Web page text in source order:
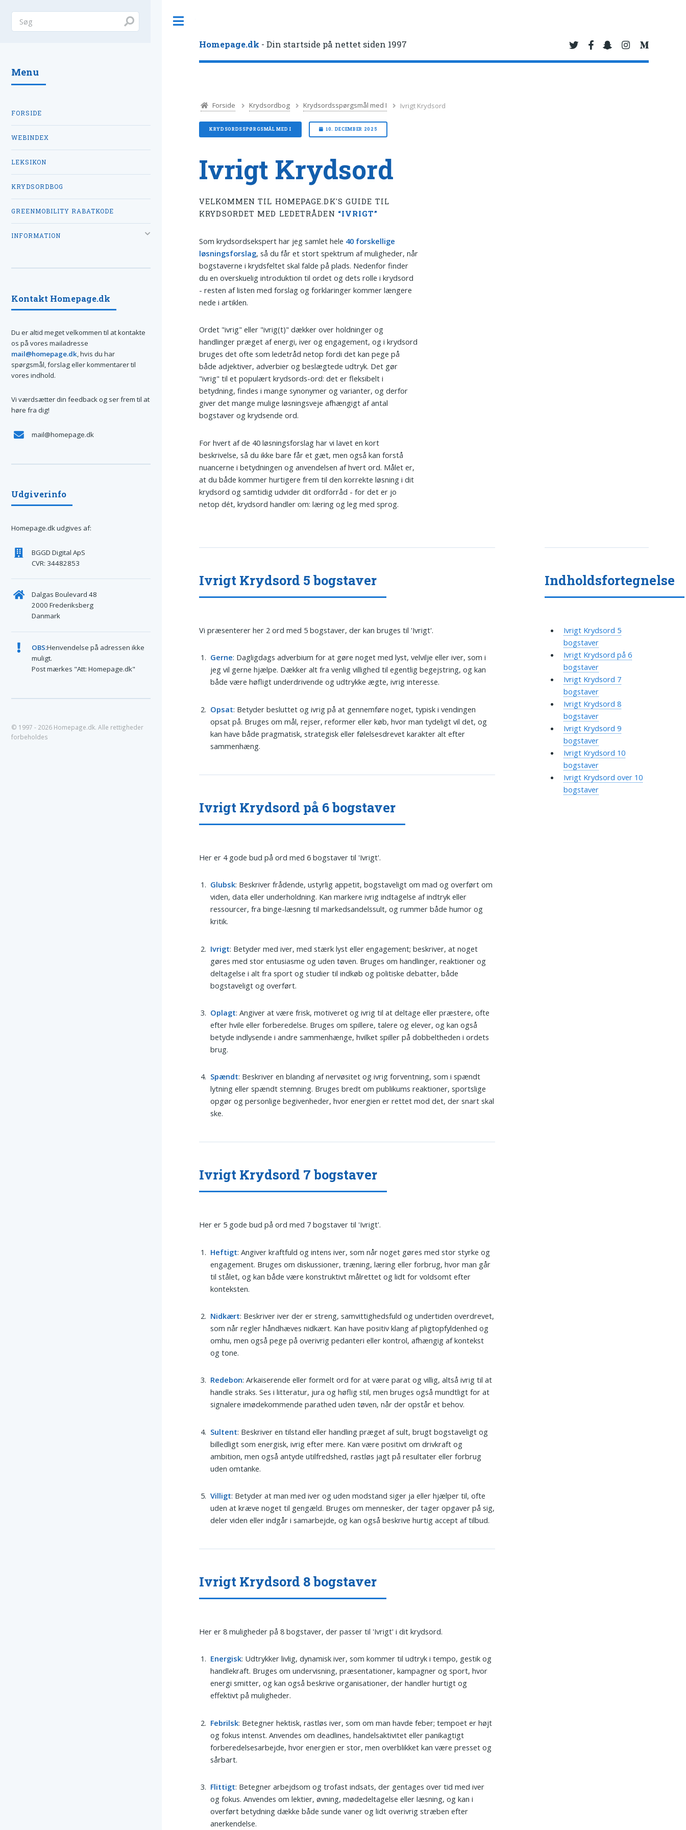
Homepage.dk - Din startside på nettet siden 1997
Forside Krydsordbog Krydsordsspørgsmål med I Ivrigt Krydsord
KRYDSORDSSPØRGSMÅL MED I 10. DECEMBER 2025
Ivrigt Krydsord
VELKOMMEN TIL HOMEPAGE.DK'S GUIDE TIL
KRYDSORDET MED LEDETRÅDEN “IVRIGT”
Som krydsordsekspert har jeg samlet hele 40 forskellige
løsningsforslag, så du får et stort spektrum af muligheder, når
bogstaverne i krydsfeltet skal falde på plads. Nedenfor finder
du en overskuelig introduktion til ordet og dets rolle i krydsord
- resten af listen med forslag og forklaringer kommer længere
nede i artiklen.
Ordet "ivrig" eller "ivrig(t)" dækker over holdninger og
handlinger præget af energi, iver og engagement, og i krydsord
bruges det ofte som ledetråd netop fordi det kan pege på
både adjektiver, adverbier og beslægtede udtryk. Det gør
"ivrig" til et populært krydsords-ord: det er fleksibelt i
betydning, findes i mange synonymer og varianter, og derfor
giver det mange mulige løsningsveje afhængigt af antal
bogstaver og krydsende ord.
For hvert af de 40 løsningsforslag har vi lavet en kort
beskrivelse, så du ikke bare får et gæt, men også kan forstå
nuancerne i betydningen og anvendelsen af hvert ord. Målet er,
at du både kommer hurtigere frem til den korrekte løsning i dit
krydsord og samtidig udvider dit ordforråd - for det er jo
netop dét, krydsord handler om: læring og leg med sprog.
Ivrigt Krydsord 5 bogstaver
Vi præsenterer her 2 ord med 5 bogstaver, der kan bruges til 'Ivrigt'.
Gerne: Dagligdags adverbium for at gøre noget med lyst, velvilje eller iver, som i
jeg vil gerne hjælpe. Dækker alt fra venlig villighed til egentlig begejstring, og kan
både være høfligt underdrivende og udtrykke ægte, ivrig interesse.
Opsat: Betyder besluttet og ivrig på at gennemføre noget, typisk i vendingen
opsat på. Bruges om mål, rejser, reformer eller køb, hvor man tydeligt vil det, og
kan have både pragmatisk, strategisk eller følelsesdrevet karakter alt efter
sammenhæng.
Ivrigt Krydsord på 6 bogstaver
Her er 4 gode bud på ord med 6 bogstaver til 'Ivrigt'.
Glubsk: Beskriver frådende, ustyrlig appetit, bogstaveligt om mad og overført om
viden, data eller underholdning. Kan markere ivrig indtagelse af indtryk eller
ressourcer, fra binge-læsning til markedsandelssult, og rummer både humor og
kritik.
Ivrigt: Betyder med iver, med stærk lyst eller engagement; beskriver, at noget
gøres med stor entusiasme og uden tøven. Bruges om handlinger, reaktioner og
deltagelse i alt fra sport og studier til indkøb og politiske debatter, både
bogstaveligt og overført.
Oplagt: Angiver at være frisk, motiveret og ivrig til at deltage eller præstere, ofte
efter hvile eller forberedelse. Bruges om spillere, talere og elever, og kan også
betyde indlysende i andre sammenhænge, hvilket spiller på dobbeltheden i ordets
brug.
Spændt: Beskriver en blanding af nervøsitet og ivrig forventning, som i spændt
lytning eller spændt stemning. Bruges bredt om publikums reaktioner, sportslige
opgør og personlige begivenheder, hvor energien er rettet mod det, der snart skal
ske.
Ivrigt Krydsord 7 bogstaver
Her er 5 gode bud på ord med 7 bogstaver til 'Ivrigt'.
Heftigt: Angiver kraftfuld og intens iver, som når noget gøres med stor styrke og
engagement. Bruges om diskussioner, træning, læring eller forbrug, hvor man går
til stålet, og kan både være konstruktivt målrettet og lidt for voldsomt efter
konteksten.
Nidkært: Beskriver iver der er streng, samvittighedsfuld og undertiden overdrevet,
som når regler håndhæves nidkært. Kan have positiv klang af pligtopfyldenhed og
omhu, men også pege på overivrig pedanteri eller kontrol, afhængig af kontekst
og tone.
Redebon: Arkaiserende eller formelt ord for at være parat og villig, altså ivrig til at
handle straks. Ses i litteratur, jura og høflig stil, men bruges også mundtligt for at
signalere imødekommende parathed uden tøven, når der opstår et behov.
Sultent: Beskriver en tilstand eller handling præget af sult, brugt bogstaveligt og
billedligt som energisk, ivrig efter mere. Kan være positivt om drivkraft og
ambition, men også antyde utilfredshed, rastløs jagt på resultater eller forbrug
uden omtanke.
Villigt: Betyder at man med iver og uden modstand siger ja eller hjælper til, ofte
uden at kræve noget til gengæld. Bruges om mennesker, der tager opgaver på sig,
deler viden eller indgår i samarbejde, og kan også beskrive hurtig accept af tilbud.
Ivrigt Krydsord 8 bogstaver
Her er 8 muligheder på 8 bogstaver, der passer til 'Ivrigt' i dit krydsord.
Energisk: Udtrykker livlig, dynamisk iver, som kommer til udtryk i tempo, gestik og
handlekraft. Bruges om undervisning, præsentationer, kampagner og sport, hvor
energi smitter, og kan også beskrive organisationer, der handler hurtigt og
effektivt på muligheder.
Febrilsk: Betegner hektisk, rastløs iver, som om man havde feber; tempoet er højt
og fokus intenst. Anvendes om deadlines, handelsaktivitet eller panikagtigt
forberedelsesarbejde, hvor energien er stor, men overblikket kan være presset og
sårbart.
Flittigt: Betegner arbejdsom og trofast indsats, der gentages over tid med iver
og fokus. Anvendes om lektier, øvning, mødedeltagelse eller læsning, og kan i
overført betydning dække både sunde vaner og lidt overivrig stræben efter
anerkendelse.
Indholdsfortegnelse
Ivrigt Krydsord 5
bogstaver
Ivrigt Krydsord på 6
bogstaver
Ivrigt Krydsord 7
bogstaver
Ivrigt Krydsord 8
bogstaver
Ivrigt Krydsord 9
bogstaver
Ivrigt Krydsord 10
bogstaver
Ivrigt Krydsord over 10
bogstaver
Menu
FORSIDE
WEBINDEX
LEKSIKON
KRYDSORDBOG
GREENMOBILITY RABATKODE
INFORMATION
Kontakt Homepage.dk
Du er altid meget velkommen til at kontakte
os på vores mailadresse
mail@homepage.dk, hvis du har
spørgsmål, forslag eller kommentarer til
vores indhold.
Vi værdsætter din feedback og ser frem til at
høre fra dig!
mail@homepage.dk
Udgiverinfo
Homepage.dk udgives af:
BGGD Digital ApS
CVR: 34482853
Dalgas Boulevard 48
2000 Frederiksberg
Danmark
OBS:Henvendelse på adressen ikke
muligt.
Post mærkes "Att: Homepage.dk"
© 1997 - 2026 Homepage.dk. Alle rettigheder
forbeholdes